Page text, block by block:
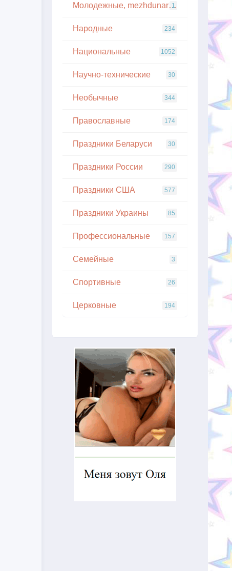
Молодежные, mezhdunarodnye
1
Народные 234
Национальные 1052
Научно-технические 30
Необычные 344
Православные 174
Праздники Беларуси 30
Праздники России 290
Праздники США 577
Праздники Украины 85
Профессиональные 157
Семейные 3
Спортивные 26
Церковные 194